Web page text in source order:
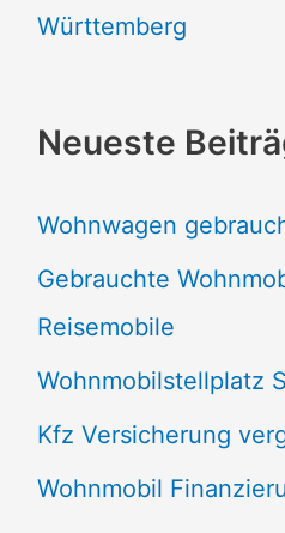
Württemberg
Neueste
Wohnwagen
Gebrauchte
Reisemobile
Wohnmobilstellplatz
Kfz Versicherung
Wohnmobil